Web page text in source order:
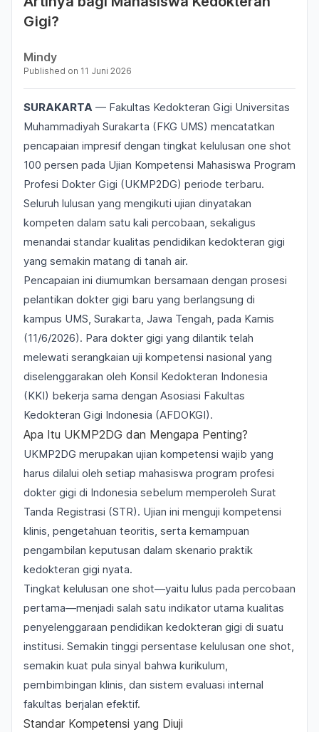
Gigi?
Mindy
Published on 11 Juni 2026
SURAKARTA — Fakultas Kedokteran Gigi Universitas
Muhammadiyah Surakarta (FKG UMS) mencatatkan
pencapaian impresif dengan tingkat kelulusan one shot
100 persen pada Ujian Kompetensi Mahasiswa Program
Profesi Dokter Gigi (UKMP2DG) periode terbaru.
Seluruh lulusan yang mengikuti ujian dinyatakan
kompeten dalam satu kali percobaan, sekaligus
menandai standar kualitas pendidikan kedokteran gigi
yang semakin matang di tanah air.
Pencapaian ini diumumkan bersamaan dengan prosesi
pelantikan dokter gigi baru yang berlangsung di
kampus UMS, Surakarta, Jawa Tengah, pada Kamis
(11/6/2026). Para dokter gigi yang dilantik telah
melewati serangkaian uji kompetensi nasional yang
diselenggarakan oleh Konsil Kedokteran Indonesia
(KKI) bekerja sama dengan Asosiasi Fakultas
Kedokteran Gigi Indonesia (AFDOKGI).
Apa Itu UKMP2DG dan Mengapa Penting?
UKMP2DG merupakan ujian kompetensi wajib yang
harus dilalui oleh setiap mahasiswa program profesi
dokter gigi di Indonesia sebelum memperoleh Surat
Tanda Registrasi (STR). Ujian ini menguji kompetensi
klinis, pengetahuan teoritis, serta kemampuan
pengambilan keputusan dalam skenario praktik
kedokteran gigi nyata.
Tingkat kelulusan one shot—yaitu lulus pada percobaan
pertama—menjadi salah satu indikator utama kualitas
penyelenggaraan pendidikan kedokteran gigi di suatu
institusi. Semakin tinggi persentase kelulusan one shot,
semakin kuat pula sinyal bahwa kurikulum,
pembimbingan klinis, dan sistem evaluasi internal
fakultas berjalan efektif.
Standar Kompetensi yang Diuji